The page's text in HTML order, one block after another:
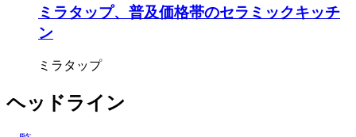
ミラタップ、普及価格帯のセラミックキッチ
ン
ミラタップ
ヘッドライン